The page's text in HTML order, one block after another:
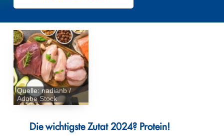
Quelle: nadianb /
Adobe Stock
Die wichtigste Zutat 2024? Protein!